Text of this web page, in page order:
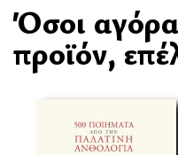
Όσοι
προϊόν,